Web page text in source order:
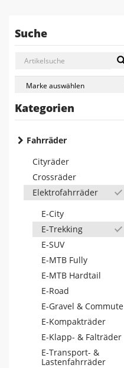
Suche
Kategorien
Fahrräder
Cityräder
Crossräder
Elektrofahrräder
E-City
E-Trekking
E-SUV
E-MTB Fully
E-MTB Hardtail
E-Road
E-Gravel & Commute
E-Kompakträder
E-Klapp- & Falträder
E-Transport- &
Lastenfahrräder